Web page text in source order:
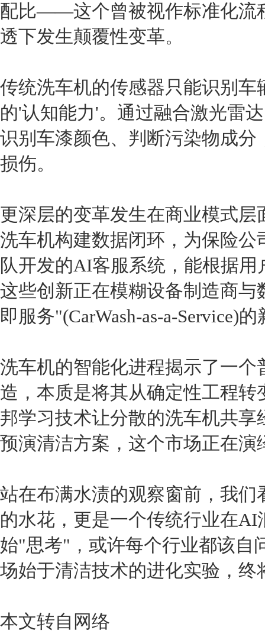
配比——这个曾被视作标准化流
透下发生颠覆性变革。
传统洗车机的传感器只能识别
的'认知能力'。通过融合激光雷
识别车漆颜色、判断污染物成
损伤。
更深层的变革发生在商业模式
洗车机构建数据闭环，为保险
队开发的AI客服系统，能根据
这些创新正在模糊设备制造商
即服务"(CarWash-as-a-Service)
洗车机的智能化进程揭示了一
造，本质是将其从确定性工程
邦学习技术让分散的洗车机共
预演清洁方案，这个市场正在演
站在布满水渍的观察窗前，我
的水花，更是一个传统行业在
始"思考"，或许每个行业都该自
场始于清洁技术的进化实验，
本文转自网络